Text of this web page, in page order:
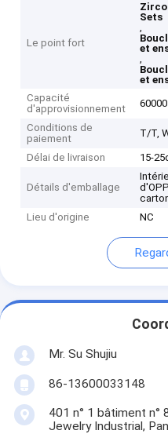
Le point fort
Sets
,
et
,
et
Capacité
d'approvisionnement
Conditions de
paiement
T/T,
Délai de livraison 15-
Détails d'emballage
Lieu d'origine
NC
Mr. Su Shujiu
86-13600033148
401 n° 1 bâtiment n°
Jewelry Industrial,